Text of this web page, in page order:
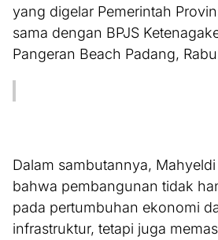
yang digelar Pemerintah
sama dengan BPJS
Pangeran Beach Padang,
Dalam sambutannya,
bahwa pembangunan tidak
pada pertumbuhan ekonomi
infrastruktur, tetapi juga